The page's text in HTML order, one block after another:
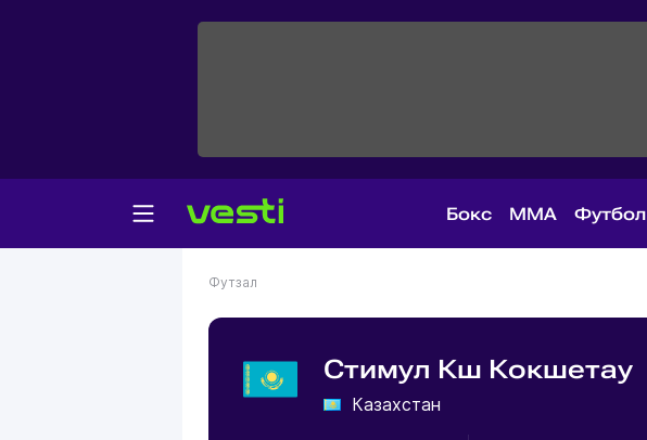
Бокс MMA Футбол
Футзал
Стимул Кш Кокшетау
Казахстан